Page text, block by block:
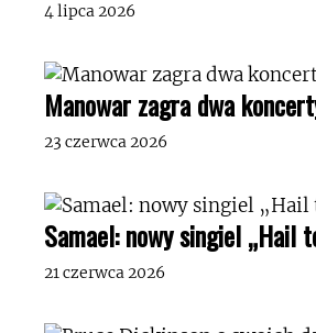
4 lipca 2026
Manowar zagra dwa
23 czerwca 2026
Samael: nowy singiel „Hail
21 czerwca 2026